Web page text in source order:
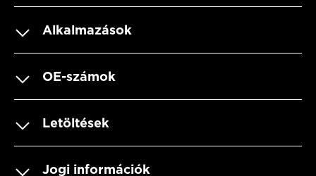
Alkalmazások
OE-számok
Letöltések
Jogi információk